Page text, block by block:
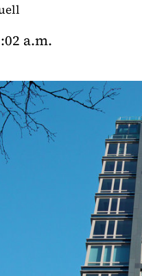
a.m.